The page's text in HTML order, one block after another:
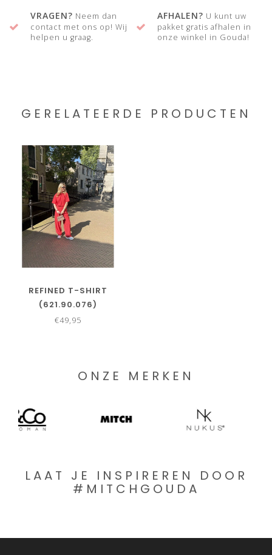
VRAGEN? Neem dan
contact met ons op! Wij
helpen u graag.
AFHALEN? U kunt uw
pakket gratis afhalen in
onze winkel in Gouda!
GERELATEERDE PRODUCTEN
REFINED T-SHIRT
(621.90.076)
€49,95
ONZE MERKEN
LAAT JE INSPIREREN DOOR
#MITCHGOUDA